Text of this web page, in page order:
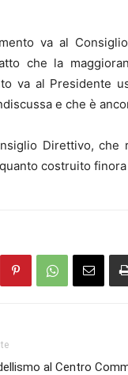
va al
che la
va al Presidente
e che è
Direttivo,
costruito
al Centro